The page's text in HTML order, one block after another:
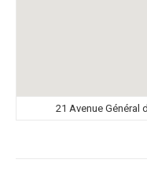
21 Avenue Général